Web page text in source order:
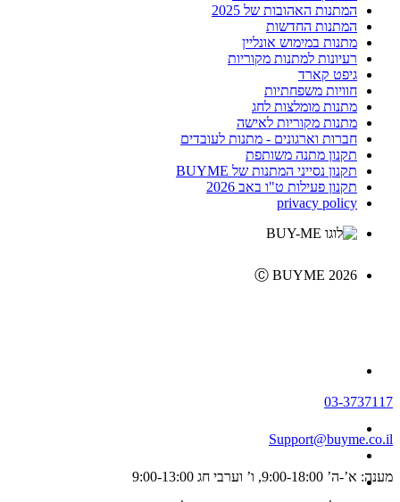
המתנות האהובות של 2025
המתנות החדשות
מתנות במימוש אונליין
רעיונות למתנות מקוריות
גיפט קארד
חוויות משפחתיות
מתנות מומלצות לחג
מתנות מקוריות לאישה
חברות וארגונים - מתנות לעובדים
תקנון מתנה משותפת
תקנון נסייני המתנות של BUYME
תקנון פעילות ט"ו באב 2026
privacy policy
Ⓒ BUYME 2026
03-3737117
Support@buyme.co.il
מענה: א’-ה’ 9:00-18:00, ו’ וערבי חג 9:00-13:00